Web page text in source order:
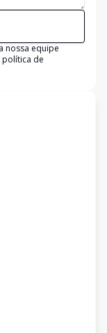
nossa equipe
política de